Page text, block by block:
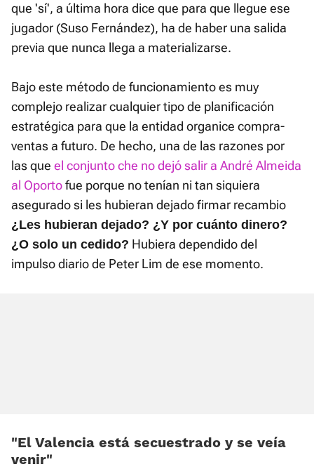
que 'sí', a última hora dice que para que llegue ese
jugador (Suso Fernández), ha de haber una salida
previa que nunca llega a materializarse.
Bajo este método de funcionamiento es muy
complejo realizar cualquier tipo de planificación
estratégica para que la entidad organice compra-
ventas a futuro. De hecho, una de las razones por
las que el conjunto che no dejó salir a André Almeida
al Oportofue porque no tenían ni tan siquiera
asegurado si les hubieran dejado firmar recambio
¿Les hubieran dejado? ¿Y por cuánto dinero?
¿O solo un cedido? Hubiera dependido del
impulso diario de Peter Lim de ese momento.
«El Valencia está secuestrado y se veía
venir»